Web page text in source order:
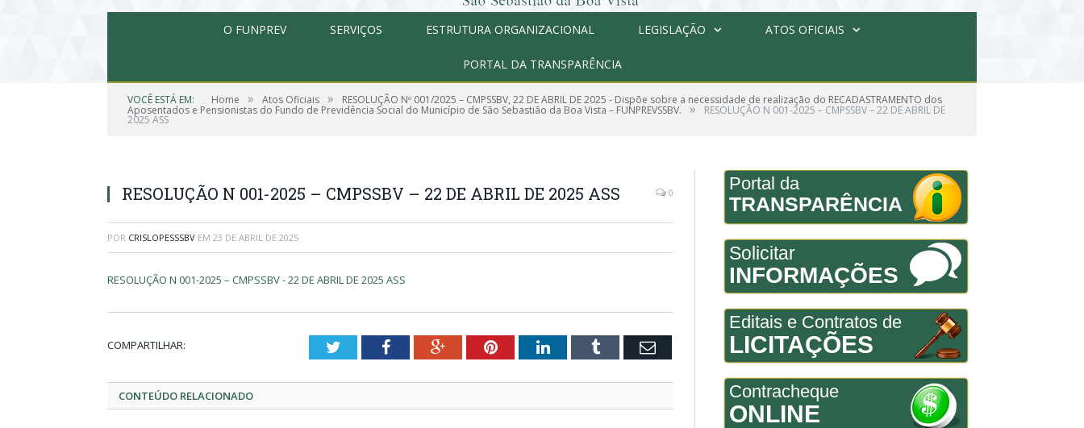
O FUNPREV SERVIÇOS ESTRUTURA ORGANIZACIONAL LEGISLAÇÃO ATOS OFICIAIS
PORTAL DA TRANSPARÊNCIA
VOCÊ ESTÁ EM: Home » Atos Oficiais » RESOLUÇÃO Nº 001/2025 – CMPSSBV, 22 DE ABRIL DE 2025 - Dispõe sobre a necessidade de realização do RECADASTRAMENTO dos
Aposentados e Pensionistas do Fundo de Previdência Social do Município de São Sebastião da Boa Vista – FUNPREVSSBV. » RESOLUÇÃO N 001-2025 – CMPSSBV – 22 DE ABRIL DE
2025 ASS
RESOLUÇÃO N 001-2025 – CMPSSBV – 22 DE ABRIL DE 2025 ASS 0
POR CRISLOPESSSBV EM 23 DE ABRIL DE 2025
RESOLUÇÃO N 001-2025 – CMPSSBV - 22 DE ABRIL DE 2025 ASS
COMPARTILHAR: TwitterFacebookGoogle+PinterestLinkedInTumblr Email
CONTEÚDO RELACIONADO
Portal da
TRANSPARÊNCIA
Solicitar
INFORMAÇÕES
Editais e Contratos de
LICITAÇÕES
Contracheque
ONLINE